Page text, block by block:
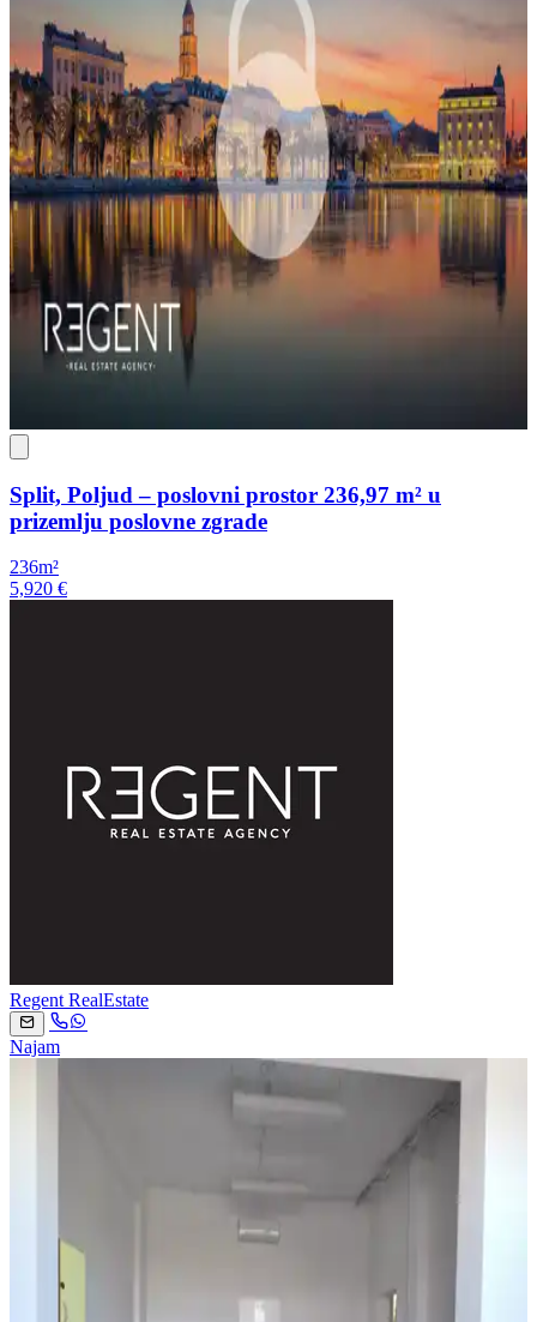
Split, Poljud – poslovni prostor 236,97 m² u
prizemlju poslovne zgrade
236m²
5,920 €
Regent RealEstate
Najam